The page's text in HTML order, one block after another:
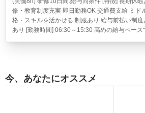
修・教育制度充実 即日勤務OK 交通費支給 ミド
格・スキルを活かせる 制服あり 給与前払い制
あり [勤務時間] 06:30～15:30 高めの給与ベース
今、あなたにオススメ